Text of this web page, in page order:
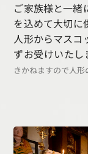
ご家族様と一緒
を込めて大切に
人形からマスコ
ずお受けいたし
きかねますので人形